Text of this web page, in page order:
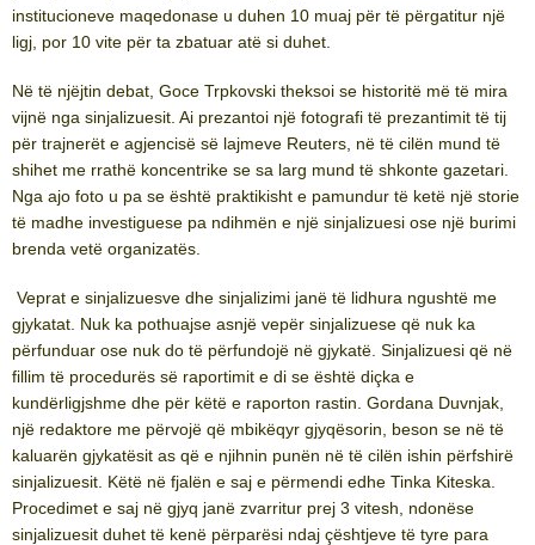
institucioneve maqedonase u duhen 10 muaj për të përgatitur një
ligj, por 10 vite për ta zbatuar atë si duhet.
Në të njëjtin debat, Goce Trpkovski theksoi se historitë më të mira
vijnë nga sinjalizuesit. Ai prezantoi një fotografi të prezantimit të tij
për trajnerët e agjencisë së lajmeve Reuters, në të cilën mund të
shihet me rrathë koncentrike se sa larg mund të shkonte gazetari.
Nga ajo foto u pa se është praktikisht e pamundur të ketë një storie
të madhe investiguese pa ndihmën e një sinjalizuesi ose një burimi
brenda vetë organizatës.
Veprat e sinjalizuesve dhe sinjalizimi janë të lidhura ngushtë me
gjykatat. Nuk ka pothuajse asnjë vepër sinjalizuese që nuk ka
përfunduar ose nuk do të përfundojë në gjykatë. Sinjalizuesi që në
fillim të procedurës së raportimit e di se është diçka e
kundërligjshme dhe për këtë e raporton rastin. Gordana Duvnjak,
një redaktore me përvojë që mbikëqyr gjyqësorin, beson se në të
kaluarën gjykatësit as që e njihnin punën në të cilën ishin përfshirë
sinjalizuesit. Këtë në fjalën e saj e përmendi edhe Tinka Kiteska.
Procedimet e saj në gjyq janë zvarritur prej 3 vitesh, ndonëse
sinjalizuesit duhet të kenë përparësi ndaj çështjeve të tyre para